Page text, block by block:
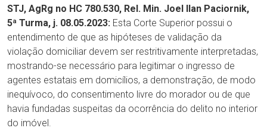
STJ, AgRg no HC 780.530, Rel. Min. Joel Ilan Paciornik,
5ª Turma, j. 08.05.2023: Esta Corte Superior possui o
entendimento de que as hipóteses de validação da
violação domiciliar devem ser restritivamente interpretadas,
mostrando-se necessário para legitimar o ingresso de
agentes estatais em domicílios, a demonstração, de modo
inequívoco, do consentimento livre do morador ou de que
havia fundadas suspeitas da ocorrência do delito no interior
do imóvel.